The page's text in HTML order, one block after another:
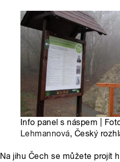
Info panel s náspem |
Lehmannová, Český
Na jihu Čech se můžete projít